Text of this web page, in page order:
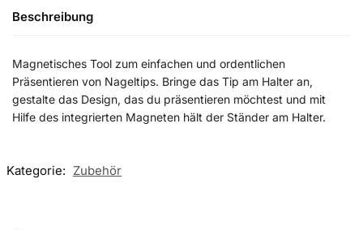
Beschreibung
Magnetisches Tool zum einfachen und ordentlichen
Präsentieren von Nageltips. Bringe das Tip am Halter an,
gestalte das Design, das du präsentieren möchtest und mit
Hilfe des integrierten Magneten hält der Ständer am Halter.
Kategorie: Zubehör